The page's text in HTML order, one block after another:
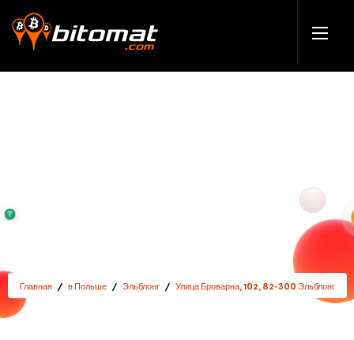
Главная / в Польше / Эльблонг / Улица Броварна, 102, 82-300 Эльблонг